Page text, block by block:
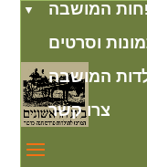
המושבה
וסרטים
המושבה
צרו קשר